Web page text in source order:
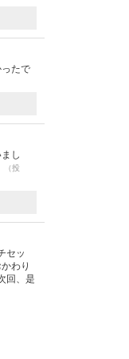
たで
し
（投
セッ
わり
回、是